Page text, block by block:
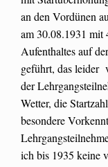
an den Vordünen
am 30.08.1931 mit
Aufenthaltes auf
geführt, das leider
der
Wetter, die
besondere
ich bis 1935 keine